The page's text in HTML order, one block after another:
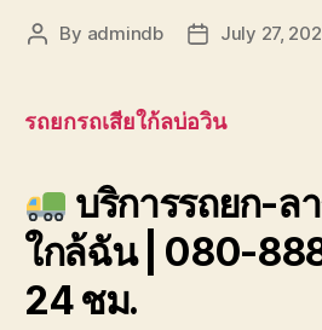
Post
By admindb
PostJuly 27,
รถยกรถเสียใก้ลบ่อวิน
บริการรถยก-ล
ใกล้ฉัน | 080-
24 ชม.